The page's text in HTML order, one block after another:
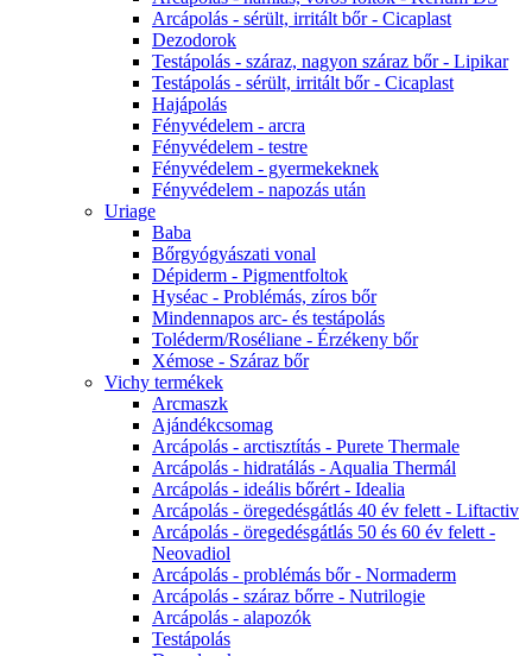
Arcápolás - sérült, irritált bőr - Cicaplast
Dezodorok
Testápolás - száraz, nagyon száraz bőr - Lipikar
Testápolás - sérült, irritált bőr - Cicaplast
Hajápolás
Fényvédelem - arcra
Fényvédelem - testre
Fényvédelem - gyermekeknek
Fényvédelem - napozás után
Uriage
Baba
Bőrgyógyászati vonal
Dépiderm - Pigmentfoltok
Hyséac - Problémás, zíros bőr
Mindennapos arc- és testápolás
Toléderm/Roséliane - Érzékeny bőr
Xémose - Száraz bőr
Vichy termékek
Arcmaszk
Ajándékcsomag
Arcápolás - arctisztítás - Purete Thermale
Arcápolás - hidratálás - Aqualia Thermál
Arcápolás - ideális bőrért - Idealia
Arcápolás - öregedésgátlás 40 év felett - Liftactiv
Arcápolás - öregedésgátlás 50 és 60 év felett -
Neovadiol
Arcápolás - problémás bőr - Normaderm
Arcápolás - száraz bőrre - Nutrilogie
Arcápolás - alapozók
Testápolás